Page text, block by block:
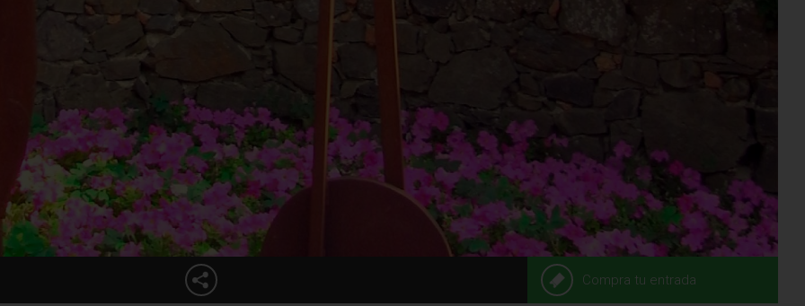
Compra tu entrada